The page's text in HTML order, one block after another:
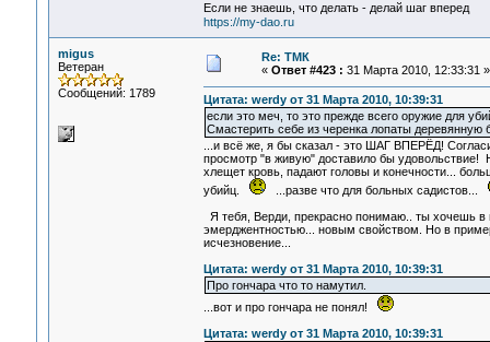
Если не знаешь, что делать - делай шаг вперед
https://my-dao.ru
migus
Ветеран
Сообщений: 1789
Re: ТМК
« Ответ #423 : 31 Марта 2010, 12:33:31 »
Цитата: werdy от 31 Марта 2010, 10:39:31
если это меч, то это прежде всего оружие для
Смастерить себе из черенка лопаты деревянную
...и всё же, я бы сказал - это ШАГ ВПЕРЁД!
просмотр "в живую" доставило бы удовольствие!
хлещет кровь, падают головы и конечности...
убийц.
...разве что для больных садистов...
Я тебя, Верди, прекрасно понимаю.. ты хочешь в
эмерджентностью... новым свойством. Но в
исчезновение...
Цитата: werdy от 31 Марта 2010, 10:39:31
Про гончара что то намутил.
...вот и про гончара не понял!
Цитата: werdy от 31 Марта 2010, 10:39:31